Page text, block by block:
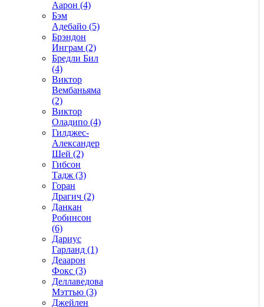
Аарон (4)
Бэм
Адебайо (5)
Брэндон
Инграм (2)
Бредли Бил
(4)
Виктор
Вембаньяма
(2)
Виктор
Оладипо (4)
Гилджес-
Александер
Шей (2)
Гибсон
Тадж (3)
Горан
Драгич (2)
Данкан
Робинсон
(6)
Дариус
Гарланд (1)
Деаарон
Фокс (3)
Деллаведова
Мэттью (3)
Джейлен